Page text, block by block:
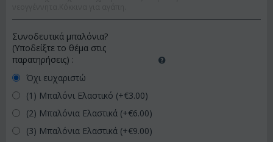
Συνοδευτικά μπαλόνια?
(Υποδείξτε το θέμα στις
παρατηρήσεις) :
Όχι ευχαριστώ
(1) Μπαλόνι Ελαστικό (+€3.00)
(2) Μπαλόνια Ελαστικά (+€6.00)
(3) Μπαλόνια Ελαστικά (+€9.00)